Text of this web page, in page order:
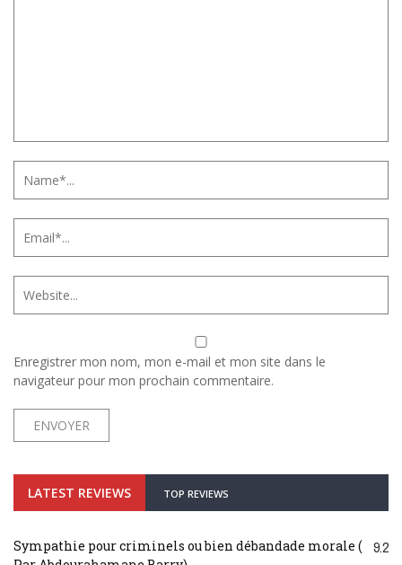
Enregistrer mon nom, mon e-mail et mon site dans le
navigateur pour mon prochain commentaire.
LATEST REVIEWS TOP REVIEWS
Sympathie pour criminels ou bien débandade morale (
9.2